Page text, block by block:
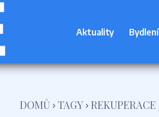
Aktuality Bydlení
DOMŮ TAGY